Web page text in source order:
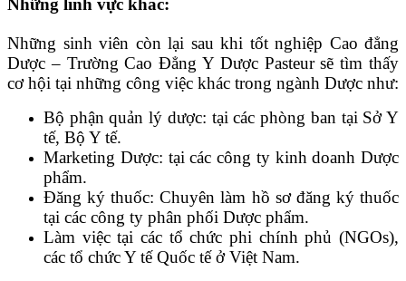
Những lĩnh vực khác:
Những sinh viên còn lại sau khi tốt nghiệp Cao đẳng
Dược – Trường Cao Đẳng Y Dược Pasteur sẽ tìm thấy
cơ hội tại những công việc khác trong ngành Dược như:
Bộ phận quản lý dược: tại các phòng ban tại Sở Y
tế, Bộ Y tế.
Marketing Dược: tại các công ty kinh doanh Dược
phẩm.
Đăng ký thuốc: Chuyên làm hồ sơ đăng ký thuốc
tại các công ty phân phối Dược phẩm.
Làm việc tại các tổ chức phi chính phủ (NGOs),
các tổ chức Y tế Quốc tế ở Việt Nam.